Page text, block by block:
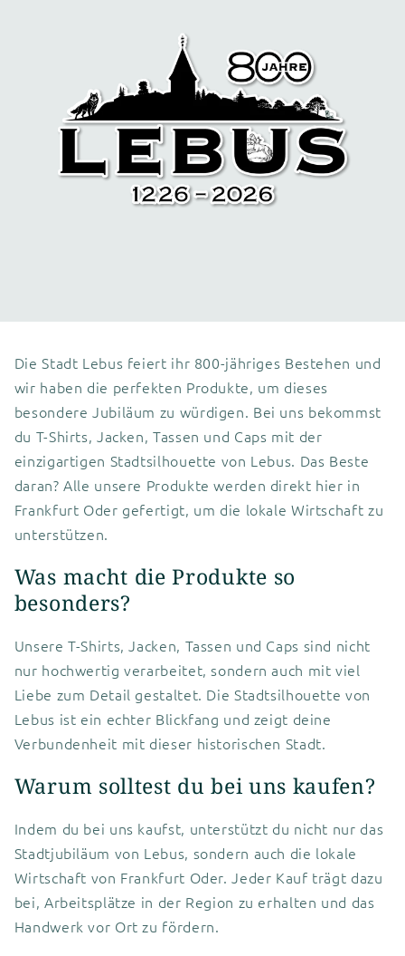
Die Stadt Lebus feiert ihr 800-jähriges Bestehen und
wir haben die perfekten Produkte, um dieses
besondere Jubiläum zu würdigen. Bei uns bekommst
du T-Shirts, Jacken, Tassen und Caps mit der
einzigartigen Stadtsilhouette von Lebus. Das Beste
daran? Alle unsere Produkte werden direkt hier in
Frankfurt Oder gefertigt, um die lokale Wirtschaft zu
unterstützen.
Was macht die Produkte so
besonders?
Unsere T-Shirts, Jacken, Tassen und Caps sind nicht
nur hochwertig verarbeitet, sondern auch mit viel
Liebe zum Detail gestaltet. Die Stadtsilhouette von
Lebus ist ein echter Blickfang und zeigt deine
Verbundenheit mit dieser historischen Stadt.
Warum solltest du bei uns kaufen?
Indem du bei uns kaufst, unterstützt du nicht nur das
Stadtjubiläum von Lebus, sondern auch die lokale
Wirtschaft von Frankfurt Oder. Jeder Kauf trägt dazu
bei, Arbeitsplätze in der Region zu erhalten und das
Handwerk vor Ort zu fördern.